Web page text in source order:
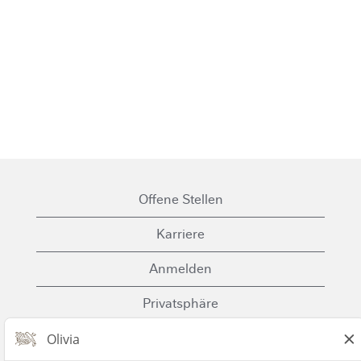
Offene Stellen
Karriere
Anmelden
Privatsphäre